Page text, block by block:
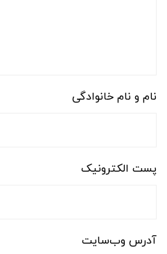
نام و نام خانوادگی
پست الکترونیک
آدرس وب‌سایت